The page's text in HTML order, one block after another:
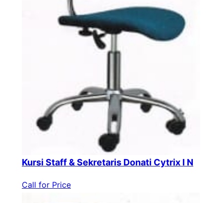
Kursi Staff & Sekretaris Donati Cytrix I N
Call for Price